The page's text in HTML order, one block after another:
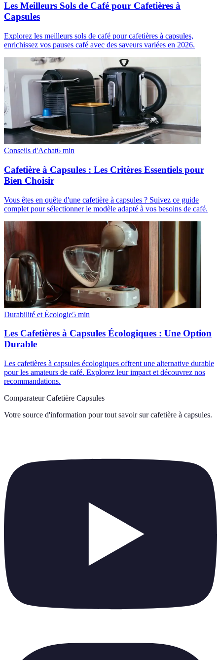
Les Meilleurs Sols de Café pour Cafetières à
Capsules
Explorez les meilleurs sols de café pour cafetières à capsules,
enrichissez vos pauses café avec des saveurs variées en 2026.
Conseils d'Achat6 min
Cafetière à Capsules : Les Critères Essentiels pour
Bien Choisir
Vous êtes en quête d'une cafetière à capsules ? Suivez ce guide
complet pour sélectionner le modèle adapté à vos besoins de café.
Durabilité et Écologie5 min
Les Cafetières à Capsules Écologiques : Une Option
Durable
Les cafetières à capsules écologiques offrent une alternative durable
pour les amateurs de café. Explorez leur impact et découvrez nos
recommandations.
Comparateur Cafetière Capsules
Votre source d'information pour tout savoir sur cafetière à capsules.